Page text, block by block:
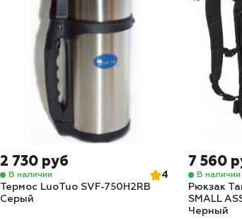
2 730 руб
В наличии
4
Термос LuoTuo SVF-750H2RB
Серый
7 560
В наличии
Рюкзак
SMALL
Черный